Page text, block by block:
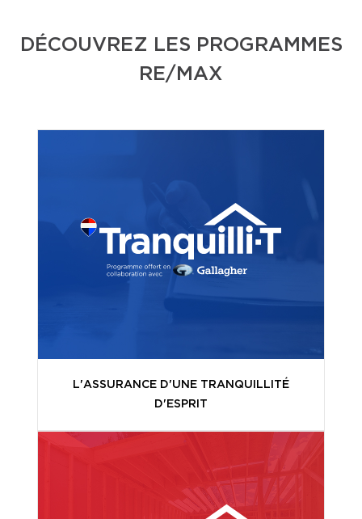
DÉCOUVREZ LES PROGRAMMES
RE/MAX
L'ASSURANCE D'UNE TRANQUILLITÉ
D'ESPRIT